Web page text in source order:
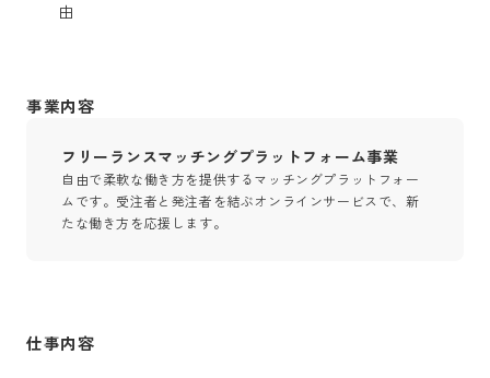
由
事業内容
フリーランスマッチングプラットフォーム事業
自由で柔軟な働き方を提供するマッチングプラットフォー
ムです。受注者と発注者を結ぶオンラインサービスで、新
たな働き方を応援します。
仕事内容